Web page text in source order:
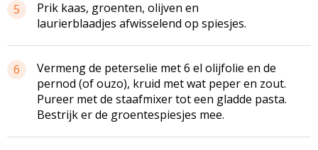
5
Prik kaas, groenten, olijven en
laurierblaadjes afwisselend op spiesjes.
6
Vermeng de peterselie met 6 el olijfolie en de
pernod (of ouzo), kruid met wat peper en zout.
Pureer met de staafmixer tot een gladde pasta.
Bestrijk er de groentespiesjes mee.